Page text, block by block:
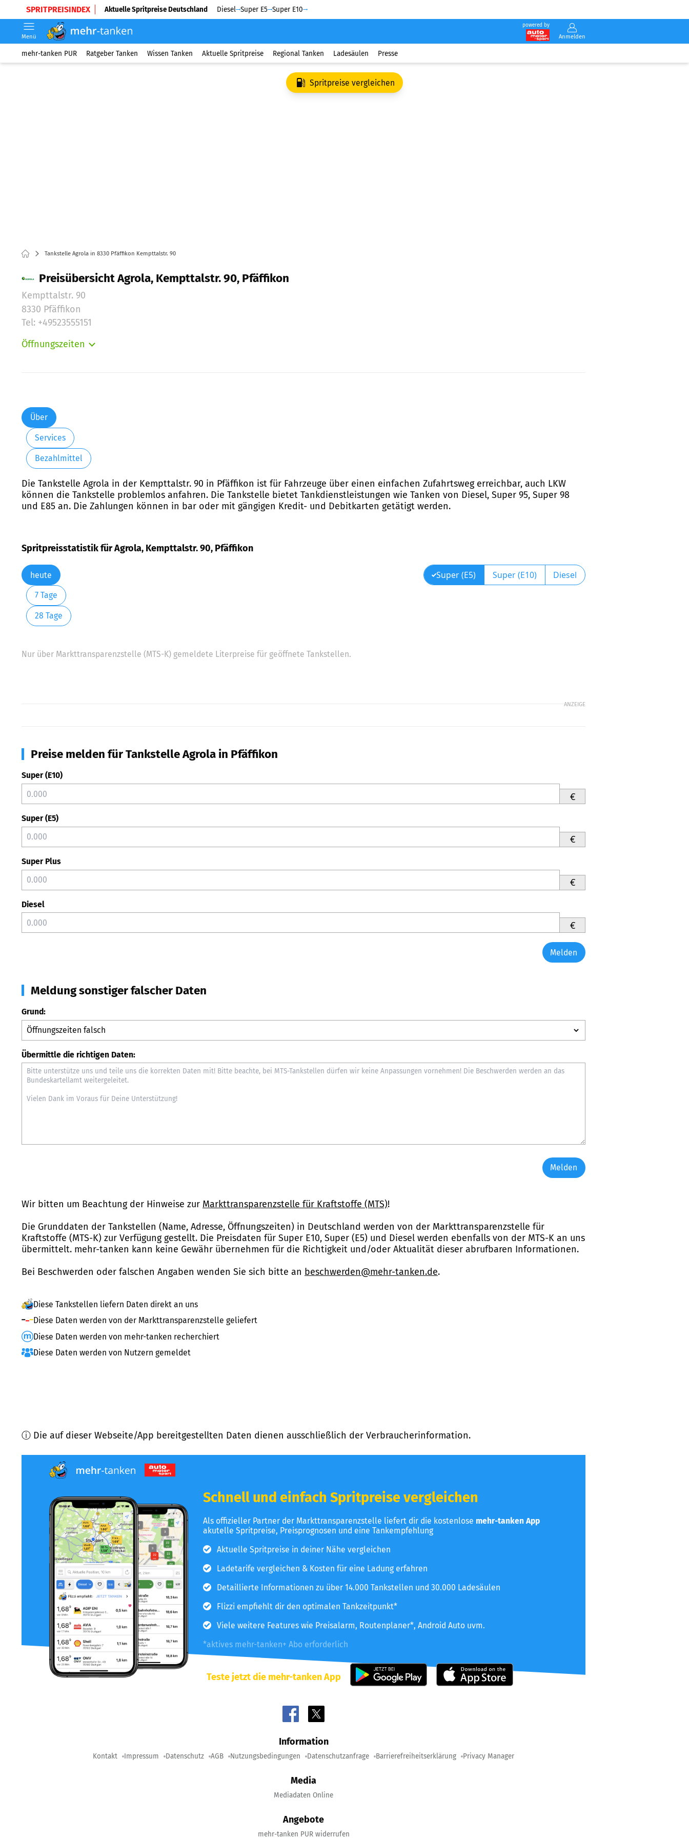
SPRITPREISINDEX Aktuelle Spritpreise Deutschland Diesel Super E5 Super E10
powered by
Anmelden
Menü
mehr-tanken PUR Ratgeber Tanken Wissen Tanken Aktuelle Spritpreise Regional Tanken Ladesäulen Presse
Spritpreise vergleichen
Tankstelle Agrola in 8330 Pfäffikon Kempttalstr. 90
Preisübersicht Agrola, Kempttalstr. 90, Pfäffikon
Kempttalstr. 90
8330 Pfäffikon
Tel: +49523555151
Öffnungszeiten
Freitag:
Samstag:
Sonntag:
Über
Services
Bezahlmittel
Die Tankstelle Agrola in der Kempttalstr. 90 in Pfäffikon ist für Fahrzeuge über einen einfachen Zufahrtsweg erreichbar, auch LKW
können die Tankstelle problemlos anfahren. Die Tankstelle bietet Tankdienstleistungen wie Tanken von Diesel, Super 95, Super 98
und E85 an. Die Zahlungen können in bar oder mit gängigen Kredit- und Debitkarten getätigt werden.
Spritpreisstatistik für Agrola, Kempttalstr. 90, Pfäffikon
heute
7 Tage
28 Tage
Super (E5) Super (E10) Diesel
Nur über Markttransparenzstelle (MTS-K) gemeldete Literpreise für geöffnete Tankstellen.
ANZEIGE
Preise melden für Tankstelle Agrola in Pfäffikon
Super (E10)
€
Super (E5)
€
Super Plus
€
Diesel
€
Melden
Meldung sonstiger falscher Daten
Grund:
Übermittle die richtigen Daten:
Melden
Wir bitten um Beachtung der Hinweise zur Markttransparenzstelle für Kraftstoffe (MTS)!
Die Grunddaten der Tankstellen (Name, Adresse, Öffnungszeiten) in Deutschland werden von der Markttransparenzstelle für
Kraftstoffe (MTS-K) zur Verfügung gestellt. Die Preisdaten für Super E10, Super (E5) und Diesel werden ebenfalls von der MTS-K an uns
übermittelt. mehr-tanken kann keine Gewähr übernehmen für die Richtigkeit und/oder Aktualität dieser abrufbaren Informationen.
Bei Beschwerden oder falschen Angaben wenden Sie sich bitte an beschwerden@mehr-tanken.de.
Diese Tankstellen liefern Daten direkt an uns
Diese Daten werden von der Markttransparenzstelle geliefert
Diese Daten werden von mehr-tanken recherchiert
Diese Daten werden von Nutzern gemeldet
ⓘ Die auf dieser Webseite/App bereitgestellten Daten dienen ausschließlich der Verbraucherinformation.
Schnell und einfach Spritpreise vergleichen
Als offizieller Partner der Markttransparenzstelle liefert dir die kostenlose mehr-tanken App
akutelle Spritpreise, Preisprognosen und eine Tankempfehlung
Aktuelle Spritpreise in deiner Nähe vergleichen
Ladetarife vergleichen & Kosten für eine Ladung erfahren
Detaillierte Informationen zu über 14.000 Tankstellen und 30.000 Ladesäulen
Flizzi empfiehlt dir den optimalen Tankzeitpunkt*
Viele weitere Features wie Preisalarm, Routenplaner*, Android Auto uvm.
*aktives mehr-tanken+ Abo erforderlich
Teste jetzt die mehr-tanken App
Information
Kontakt Impressum Datenschutz AGB Nutzungsbedingungen Datenschutzanfrage Barrierefreiheitserklärung Privacy Manager
Media
Mediadaten Online
Angebote
mehr-tanken PUR widerrufen